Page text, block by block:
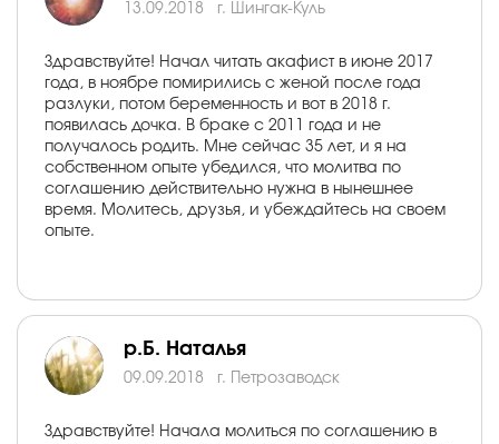
13.09.2018 г. Шингак-Куль
Здравствуйте! Начал читать акафист в июне 2017
года, в ноябре помирились с женой после года
разлуки, потом беременность и вот в 2018 г.
появилась дочка. В браке с 2011 года и не
получалось родить. Мне сейчас 35 лет, и я на
собственном опыте убедился, что молитва по
соглашению действительно нужна в нынешнее
время. Молитесь, друзья, и убеждайтесь на своем
опыте.
р.Б. Наталья
09.09.2018 г. Петрозаводск
Здравствуйте! Начала молиться по соглашению в